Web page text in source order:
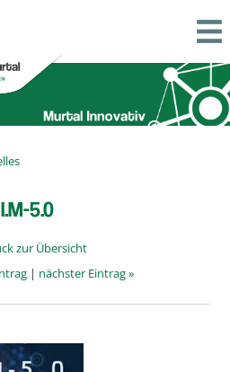
5.0
zur Übersicht
| nächster Eintrag »